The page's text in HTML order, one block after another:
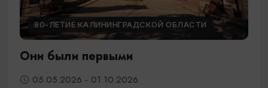
80-ЛЕТИЕ КАЛИНИНГРАДСКОЙ ОБЛАСТИ
Они были первыми
05.05.2026 - 01.10.2026